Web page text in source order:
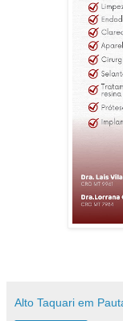
Alto Taquari em